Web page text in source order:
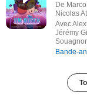
De
Nicolas
Avec
Jérémy
Bande-